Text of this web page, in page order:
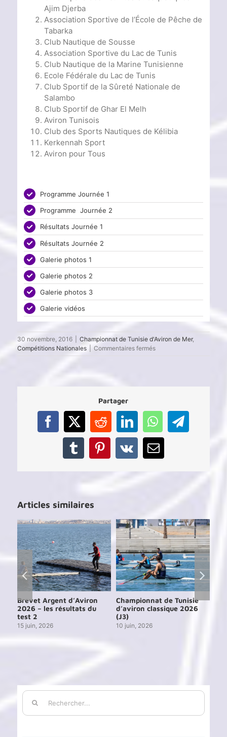
Ajim Djerba
Association Sportive de l’École de Pêche de
Tabarka
Club Nautique de Sousse
Association Sportive du Lac de Tunis
Club Nautique de la Marine Tunisienne
Ecole Fédérale du Lac de Tunis
Club Sportif de la Sûreté Nationale de
Salambo
Club Sportif de Ghar El Melh
Aviron Tunisois
Club des Sports Nautiques de Kélibia
Kerkennah Sport
Aviron pour Tous
Programme Journée 1
Programme Journée 2
Résultats Journée 1
Résultats Journée 2
Galerie photos 1
Galerie photos 2
Galerie photos 3
Galerie vidéos
30 novembre, 2016 Championnat de Tunisie d'Aviron de Mer,
Compétitions Nationales
Commentaires ferméssur
–
résultats
Partager
Facebook
X RedditLinkedInWhatsAppTelegram
TumblrPinterest
Vk Email
Articles similaires
Brevet Argent d’Aviron
2026 – les résultats du
test 2
15 juin, 2026
Championnat de Tunisie
d’aviron classique 2026
(J3)
10 juin, 2026
Rechercher: